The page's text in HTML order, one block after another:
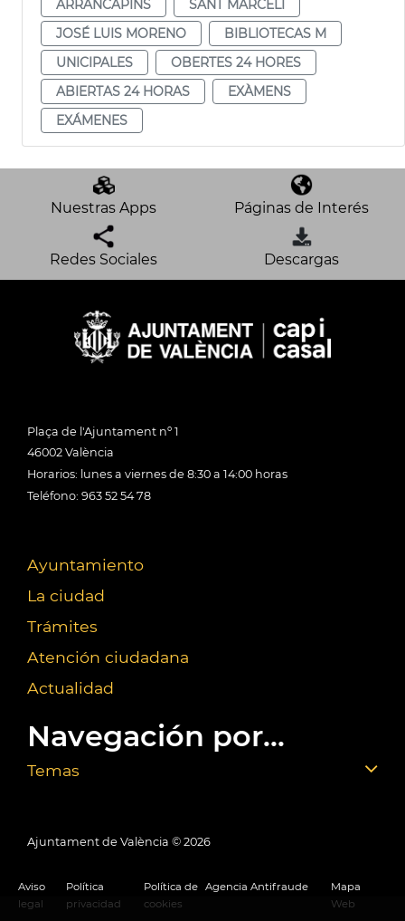
ARRANCAPINS
SANT MARCELI
JOSÉ LUIS MORENO
BIBLIOTECAS M
UNICIPALES
OBERTES 24 HORES
ABIERTAS 24 HORAS
EXÀMENS
EXÁMENES
Nuestras Apps Páginas de Interés
Redes Sociales Descargas
Plaça de l'Ajuntament nº 1
46002 València
Horarios: lunes a viernes de 8:30 a 14:00 horas
Teléfono: 963 52 54 78
Ayuntamiento
La ciudad
Trámites
Atención ciudadana
Actualidad
Navegación por...
Temas
Ajuntament de València © 2026
Aviso
legal
Política
privacidad
Política de
cookies
Agencia Antifraude
Mapa
Web